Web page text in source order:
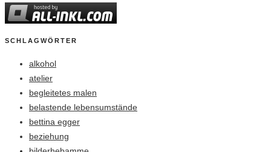
SCHLAGWÖRTER
alkohol
atelier
begleitetes malen
belastende lebensumstände
bettina egger
beziehung